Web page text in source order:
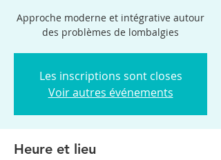
Approche moderne et intégrative autour
des problèmes de lombalgies
Les inscriptions sont closes
Voir autres événements
Heure et lieu